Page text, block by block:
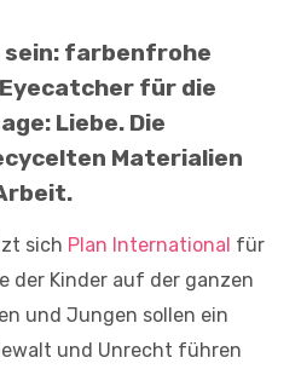
sein: farbenfrohe
für die
Liebe. Die
Materialien
sich Plan International für
der Kinder auf der ganzen
und Jungen sollen ein
und Unrecht führen